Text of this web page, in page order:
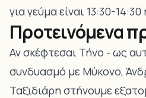
για γεύμα είναι 13:30-
Προτεινόμενα
Αν σκέφτεσαι Τήνο - ως
συνδυασμό με Μύκονο,
Ταξιδιάρη στήνουμε